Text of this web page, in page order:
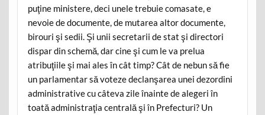
puţine ministere, deci unele trebuie comasate, e
nevoie de documente, de mutarea altor documente,
birouri şi sedii. Şi unii secretarii de stat şi directori
dispar din schemă, dar cine şi cum le va prelua
atribuţiile şi mai ales în cât timp? Cât de nebun să fie
un parlamentar să voteze declanşarea unei dezordini
administrative cu câteva zile înainte de alegeri în
toată administraţia centrală şi în Prefecturi? Un